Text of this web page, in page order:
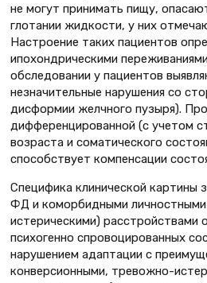
не могут принимать пищу,
глотании жидкости, у них
Настроение таких пациентов
ипохондрическими
обследовании у пациентов
незначительные нарушения со
дисформии желчного пузыря).
дифференцированной (с учетом
возраста и соматического
способствует компенсации
Специфика клинической картины
ФД и коморбидными
истерическими) расстройствами
психогенно спровоцированных
нарушением адаптации с
конверсионными, тревожно-